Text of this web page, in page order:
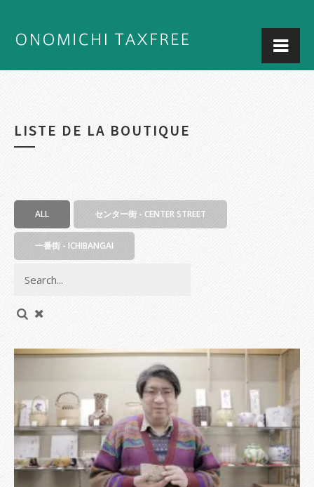
LISTE DE LA BOUTIQUE
ALL センター街 - CENTER STREET
一番街 - ICHIBANGAI